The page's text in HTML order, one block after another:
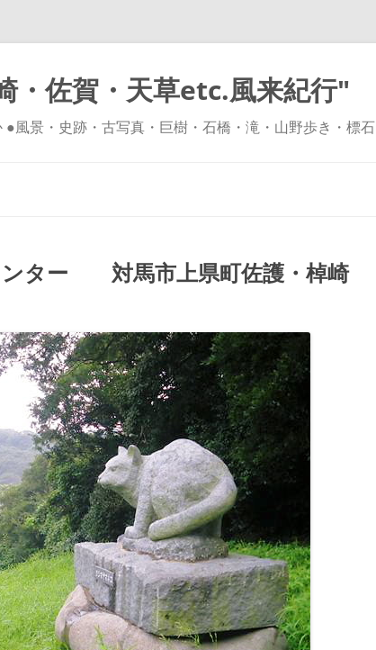
・佐賀・天草etc.風来紀行"
風景・史跡・古写真・巨樹・石橋・滝・山野歩き・標
ッ
プ
ンター 対馬市上県町佐護・棹崎